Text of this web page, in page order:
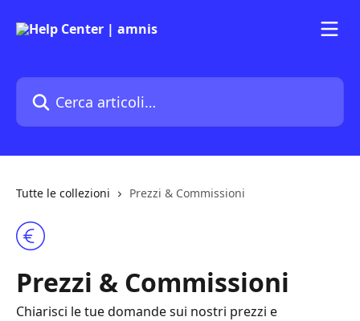
Cerca articoli…
Tutte le collezioni Prezzi & Commissioni
Prezzi & Commissioni
Chiarisci le tue domande sui nostri prezzi e